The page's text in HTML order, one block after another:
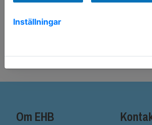
Om EHB
Inställningar